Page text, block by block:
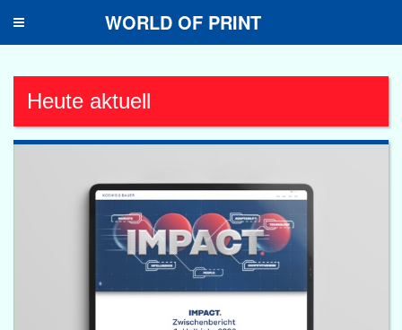
Toggle
WORLD OF PRINT
Heute aktuell